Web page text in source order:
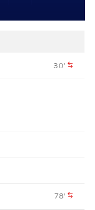
30'
78'